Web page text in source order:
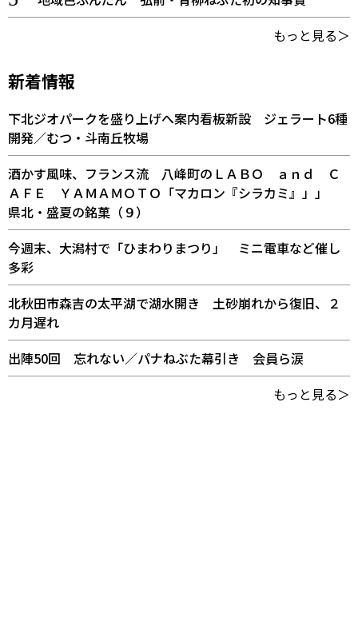
もっと見る＞
新着情報
下北ジオパークを盛り上げへ案内看板新設 ジェラート6種
開発／むつ・斗南丘牧場
酒かす風味、フランス流 八峰町のＬＡＢＯ ａｎｄ Ｃ
ＡＦＥ ＹＡＭＡＭＯＴＯ「マカロン『シラカミ』」」
県北・盛夏の銘菓（９）
今週末、大潟村で「ひまわりまつり」 ミニ電車など催し
多彩
北秋田市森吉の太平湖で湖水開き 土砂崩れから復旧、２
カ月遅れ
出陣50回 忘れない／パナねぶた幕引き 会員ら涙
もっと見る＞